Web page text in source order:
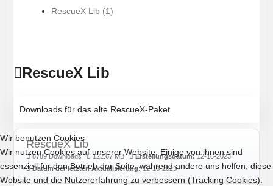
RescueX Lib (1)
RescueX Lib
Downloads für das alte RescueX-Paket.
RescueX Lib
8789 Downloads 122.67 MB Erstellungsdatum:12-16-2023
Datum der letzten Aktualisierung:12-16-2023
Wir benutzen Cookies
Wir nutzen Cookies auf unserer Website. Einige von ihnen sind
essenziell für den Betrieb der Seite, während andere uns helfen, diese
Website und die Nutzererfahrung zu verbessern (Tracking Cookies).